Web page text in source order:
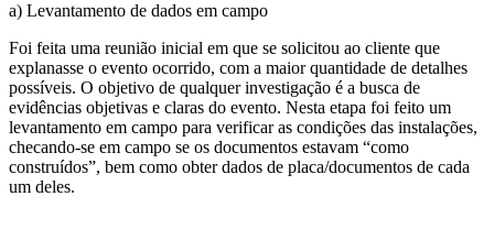
a) Levantamento de dados em campo
Foi feita uma reunião inicial em que se solicitou ao cliente que
explanasse o evento ocorrido, com a maior quantidade de detalhes
possíveis. O objetivo de qualquer investigação é a busca de
evidências objetivas e claras do evento. Nesta etapa foi feito um
levantamento em campo para verificar as condições das instalações,
checando-se em campo se os documentos estavam “como
construídos”, bem como obter dados de placa/documentos de cada
um deles.